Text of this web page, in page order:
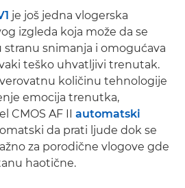
je još jedna vlogerska
izgleda koja može da se
snimanja i omogućava
teško uhvatljivi trenutak.
količinu tehnologije
emocija trenutka,
CMOS AF II automatski
da prati ljude dok se
za porodične vlogove gde
haotične.